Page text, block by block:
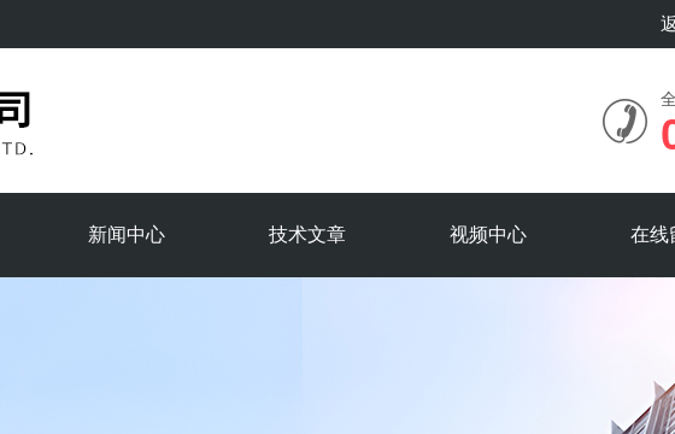
新闻中心 技术文章 视频中心 在线